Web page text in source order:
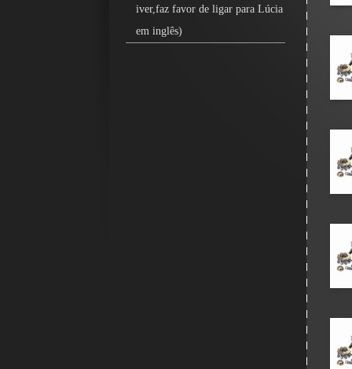
iver,faz favor de ligar para Lúcia
em inglês)